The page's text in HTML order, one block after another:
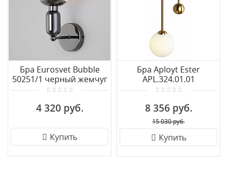
Бра Eurosvet Bubble
50251/1 черный жемчуг
4 320 руб.
Купить
Бра Aployt Ester
APL.324.01.01
8 356 руб.
15 030 руб.
Купить